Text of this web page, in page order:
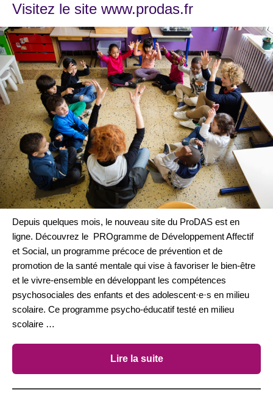
Visitez le site www.prodas.fr
Depuis quelques mois, le nouveau site du ProDAS est en
ligne. Découvrez le PROgramme de Développement Affectif
et Social, un programme précoce de prévention et de
promotion de la santé mentale qui vise à favoriser le bien-être
et le vivre-ensemble en développant les compétences
psychosociales des enfants et des adolescent·e·s en milieu
scolaire. Ce programme psycho-éducatif testé en milieu
scolaire …
Lire la suite